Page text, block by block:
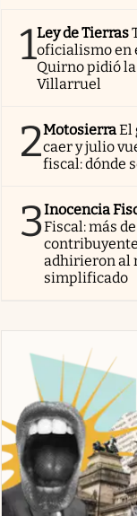
1Ley de Tierras
oficialismo en
Quirno pidió
Villarruel
2MotosierraEl
caer y julio
fiscal: dónde
3Inocencia
Fiscal: más
adhirieron al
simplificado